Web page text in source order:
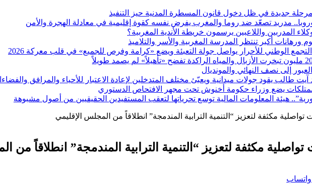
مدريد تصعّد ضد روما والمغرب يفرض نفسه كقوة إقليمية في معادلة الهجرة والأمن
المدربين واللاعبين يرسمون خريطة الأندية المغربية؟
الوطني للأحرار يواصل جولة التعبئة ويضع «كرامة وفرص للجميع» في قلب معركة 2026
إلى نصف النهائي والمونديال
طالب يقود جولات ميدانية ويعبّئ مختلف المتدخلين لإعادة الاعتبار للأحياء والمرافق
يضع وزراء حكومة أخنوش تحت مجهر الافتحاص الدستوري
هيئة المعلومات المالية توسع تحرياتها لتعقب المستفيدين الحقيقيين من أصول مشبوهة
مكثفة لتعزيز “التنمية الترابية المندمجة” انطلاقاً من المجلس الإقليمي
مكثفة لتعزيز “التنمية الترابية المندمجة” انطلاقاً من
واتساب